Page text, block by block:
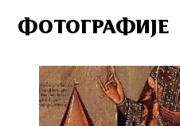
ФОТОГРАФИЈЕ